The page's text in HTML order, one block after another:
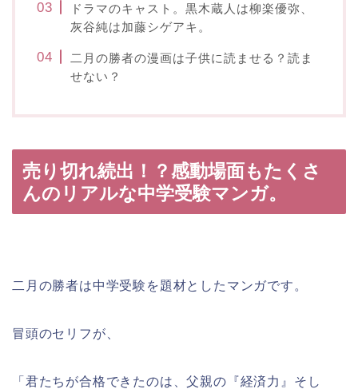
ドラマのキャスト。黒木蔵人は柳楽優弥、
灰谷純は加藤シゲアキ。
二月の勝者の漫画は子供に読ませる？読ま
せない？
売り切れ続出！？感動場面もたくさ
んのリアルな中学受験マンガ。
二月の勝者は中学受験を題材としたマンガです。
冒頭のセリフが、
「君たちが合格できたのは、父親の『経済力』そし